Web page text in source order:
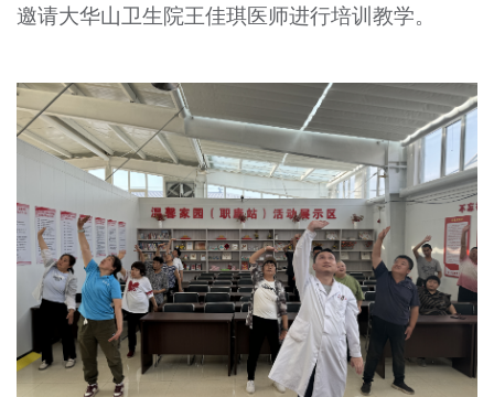
文明评论
北京宣传文化引导基金
宣传思想文化人才
专题
资料库
+
邀请大华山卫生院王佳琪医师进行培训教学。